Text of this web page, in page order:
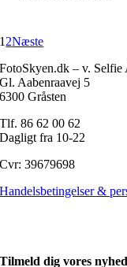
1 2Næste
FotoSkyen.dk – v. Selfie
Gl. Aabenraavej 5
6300 Gråsten
Tlf. 86 62 00 62
Dagligt fra 10-22
Cvr: 39679698
Handelsbetingelser &
Tilmeld dig vores